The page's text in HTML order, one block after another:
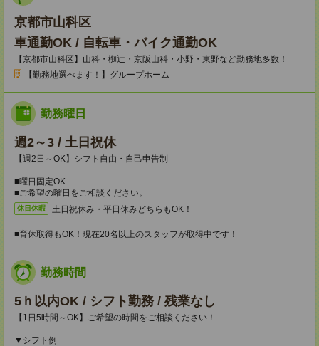
京都市山科区
車通勤OK / 自転車・バイク通勤OK
【京都市山科区】山科・椥辻・京阪山科・小野・東野など勤務地多数！
【勤務地選べます！】グループホーム
勤務曜日
週2～3 / 土日祝休
【週2日～OK】シフト自由・自己申告制
■曜日固定OK
■ご希望の曜日をご相談ください。
休日休暇 土日祝休み・平日休みどちらもOK！
■育休取得もOK！現在20名以上のスタッフが取得中です！
勤務時間
5ｈ以内OK / シフト勤務 / 残業なし
【1日5時間～OK】ご希望の時間をご相談ください！
▼シフト例